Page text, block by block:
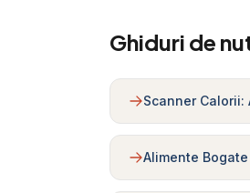
Ghiduri de
Scanner
Alimente